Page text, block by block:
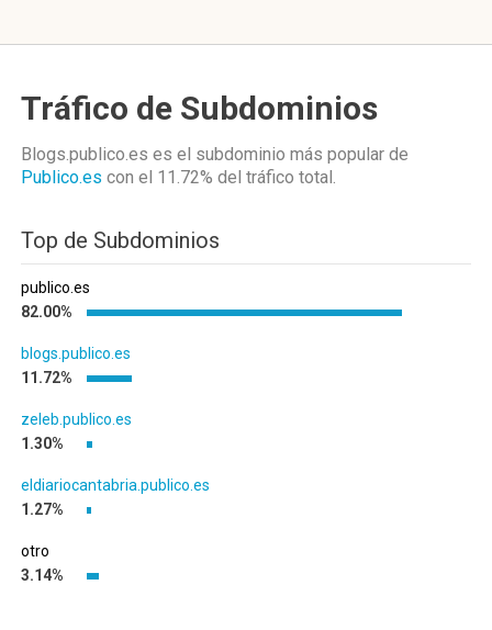
Tráfico de Subdominios
Blogs.publico.es es el subdominio más popular de
Publico.es con el 11.72% del tráfico total.
Top de Subdominios
publico.es
82.00%
blogs.publico.es
11.72%
zeleb.publico.es
1.30%
eldiariocantabria.publico.es
1.27%
otro
3.14%